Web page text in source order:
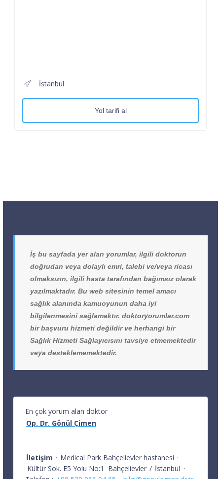
İstanbul
Yol tarifi al
İş bu sayfada yer alan yorumlar, ilgili doktorun
doğrudan veya dolaylı emri, talebi ve/veya ricası
olmaksızın, ilgili hasta tarafından bağımsız olarak
yazılmaktadır. Bu web sitesinin temel amacı
sağlık alanında kamuoyunun daha iyi
bilgilenmesini sağlamaktır. doktoryorumlar.com
bir başvuru hizmeti değildir ve herhangi bir
Sağlık Hizmeti Sağlayıcısını tavsiye etmemektedir
veya desteklememektedir.
En çok yorum alan doktor
Op. Dr. Gönül Çimen
İletişim · Medical Park Bahçelievler hastanesi ·
Kültür Sok. E5 Yolu No:1
Bahçelievler / İstanbul ·